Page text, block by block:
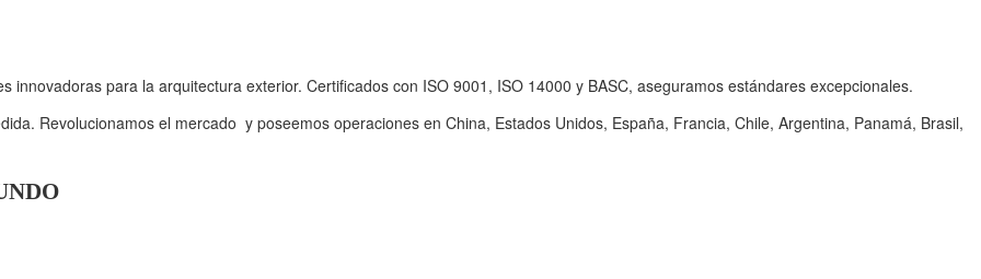
para la arquitectura exterior. Certificados con ISO 9001, ISO 14000 y BASC, aseguramos estándares excepcionales.
Revolucionamos el mercado y poseemos operaciones en China, Estados Unidos, España, Francia, Chile, Argentina, Panamá, Brasil,